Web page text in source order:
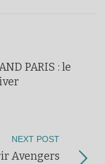
PARIS : le
NEXT POST
Avengers